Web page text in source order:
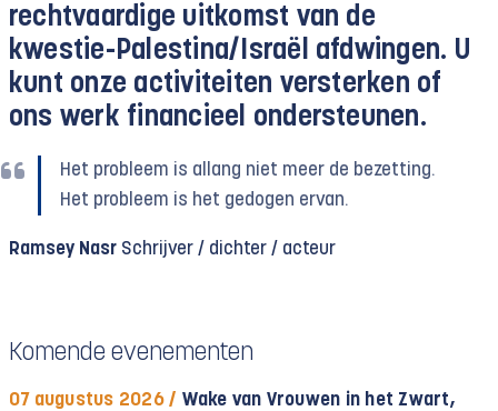
rechtvaardige uitkomst van de
kwestie-Palestina/Israël afdwingen. U
kunt onze activiteiten versterken of
ons werk financieel ondersteunen.
Het probleem is allang niet meer de bezetting.
Het probleem is het gedogen ervan.
Ramsey Nasr Schrijver / dichter / acteur
Komende evenementen
07 augustus 2026 / Wake van Vrouwen in het Zwart,